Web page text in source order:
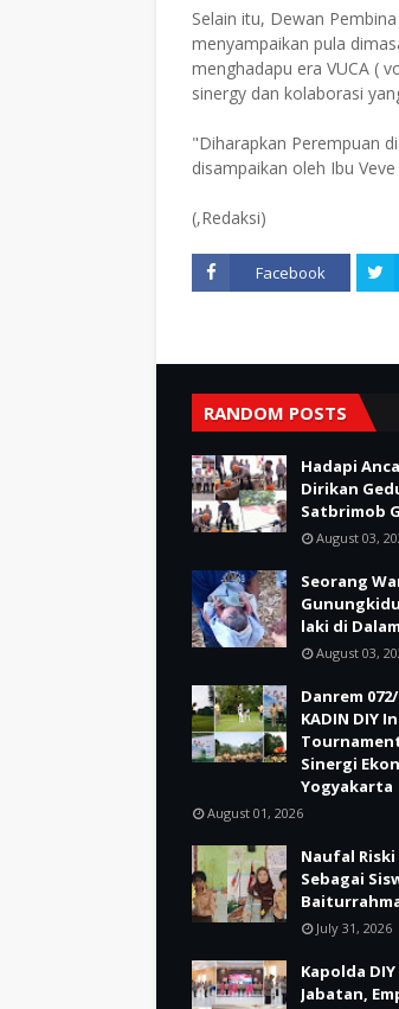
Selain itu, Dewan
menyampaikan pula
menghadapu era VUCA (
sinergy dan kolaborasi
"Diharapkan Perempuan
disampaikan oleh Ibu
(,Redaksi)
Facebook
RANDOM POSTS
Hadapi
Dirikan
Satbrimob
August 03,
Seorang
laki di
August 03,
Danrem
KADIN DIY
Sinergi
Yogyakarta
August 01, 2026
Naufal
Sebagai
July 31, 2026
Kapolda
Jabatan,